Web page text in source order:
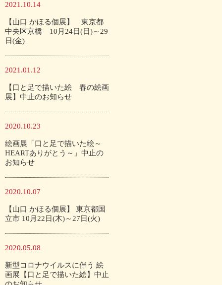
2021.10.14
【山口 かほる個展】 東京都
中央区京橋 10月24日(日)～29
日(金)
2021.01.12
【口と足で描いた絵 春の絵画
展】中止のお知らせ
2020.10.23
絵画展「口と足で描いた絵～
HEARTありがとう～」中止の
お知らせ
2020.10.07
【山口 かほる個展】 東京都国
立市 10月22日(木)～27日(火)
2020.05.08
新型コロナウイルスに伴う 絵
画展【口と足で描いた絵】中止